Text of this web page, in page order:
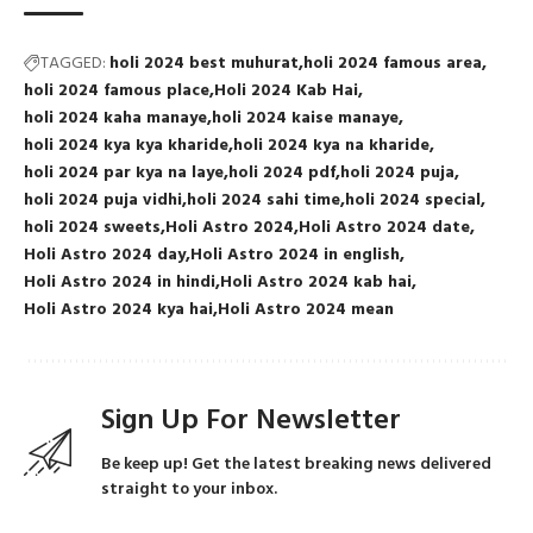
TAGGED: holi 2024 best muhurat holi 2024 famous area
holi 2024 famous place Holi 2024 Kab Hai
holi 2024 kaha manaye holi 2024 kaise manaye
holi 2024 kya kya kharide holi 2024 kya na kharide
holi 2024 par kya na laye holi 2024 pdf holi 2024 puja
holi 2024 puja vidhi holi 2024 sahi time holi 2024 special
holi 2024 sweets Holi Astro 2024 Holi Astro 2024 date
Holi Astro 2024 day Holi Astro 2024 in english
Holi Astro 2024 in hindi Holi Astro 2024 kab hai
Holi Astro 2024 kya hai Holi Astro 2024 mean
Sign Up For Newsletter
Be keep up! Get the latest breaking news delivered
straight to your inbox.